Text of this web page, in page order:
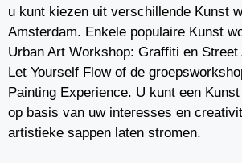
u kunt kiezen uit verschillende Kunst
Amsterdam. Enkele populaire Kunst
Urban Art Workshop: Graffiti en
Let Yourself Flow of de
Painting Experience. U kunt een
op basis van uw interesses en
artistieke sappen laten stromen.